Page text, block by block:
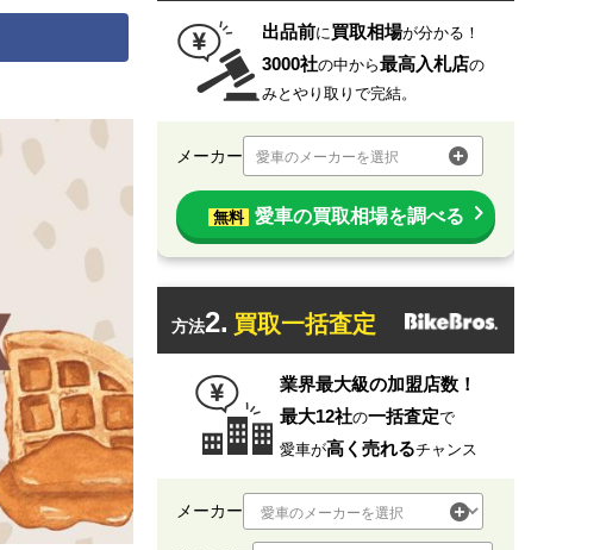
出品前に買取相場が分かる！
3000社の中から最高入札店の
みとやり取りで完結。
メーカー 愛車のメーカーを選択
無料 愛車の買取相場を調べる
方法2. 買取一括査定
業界最大級の加盟店数！
最大12社の一括査定で
愛車が高く売れるチャンス
メーカー